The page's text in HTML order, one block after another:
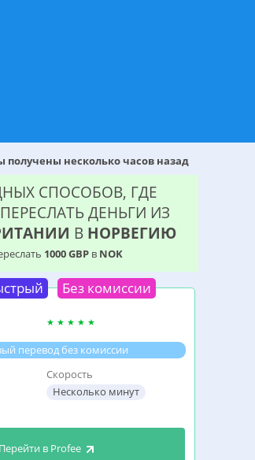
получены несколько часов назад
СПОСОБОВ, ГДЕ
ДЕНЬГИ ИЗ
В НОРВЕГИЮ
1000 GBP в NOK
Без комиссии
перевод без комиссии
Скорость
Несколько минут
Перейти в Profee